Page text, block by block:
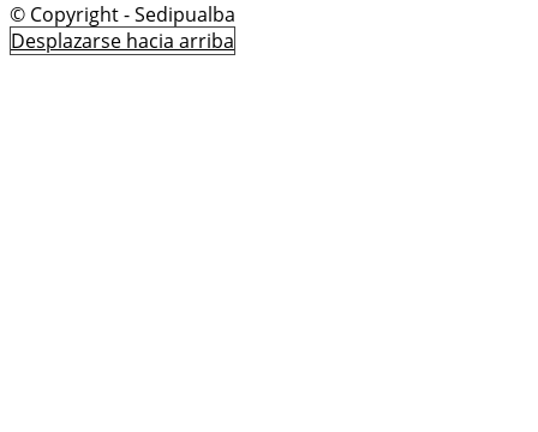
© Copyright - Sedipualba
Desplazarse hacia arriba